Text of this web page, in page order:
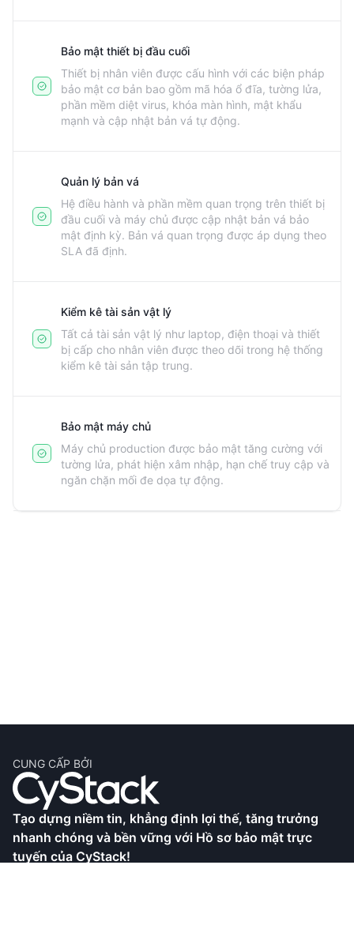
Bảo mật thiết bị đầu cuối
Thiết bị nhân viên được cấu hình với các biện pháp
bảo mật cơ bản bao gồm mã hóa ổ đĩa, tường lửa,
phần mềm diệt virus, khóa màn hình, mật khẩu
mạnh và cập nhật bản vá tự động.
Quản lý bản vá
Hệ điều hành và phần mềm quan trọng trên thiết bị
đầu cuối và máy chủ được cập nhật bản vá bảo
mật định kỳ. Bản vá quan trọng được áp dụng theo
SLA đã định.
Kiểm kê tài sản vật lý
Tất cả tài sản vật lý như laptop, điện thoại và thiết
bị cấp cho nhân viên được theo dõi trong hệ thống
kiểm kê tài sản tập trung.
Bảo mật máy chủ
Máy chủ production được bảo mật tăng cường với
tường lửa, phát hiện xâm nhập, hạn chế truy cập và
ngăn chặn mối đe dọa tự động.
CUNG CẤP BỞI
Tạo dựng niềm tin, khẳng định lợi thế, tăng trưởng
nhanh chóng và bền vững với Hồ sơ bảo mật trực
tuyến của CyStack!